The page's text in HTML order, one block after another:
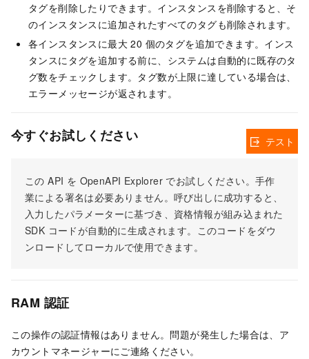
タグを削除したりできます。インスタンスを削除すると、そ
のインスタンスに追加されたすべてのタグも削除されます。
各インスタンスに最大 20 個のタグを追加できます。インス
タンスにタグを追加する前に、システムは自動的に既存のタ
グ数をチェックします。タグ数が上限に達している場合は、
エラーメッセージが返されます。
今すぐお試しください
この API を OpenAPI Explorer でお試しください。手作
業による署名は必要ありません。呼び出しに成功すると、
入力したパラメーターに基づき、資格情報が組み込まれた
SDK コードが自動的に生成されます。このコードをダウ
ンロードしてローカルで使用できます。
テスト
RAM 認証
この操作の認証情報はありません。問題が発生した場合は、ア
カウントマネージャーにご連絡ください。